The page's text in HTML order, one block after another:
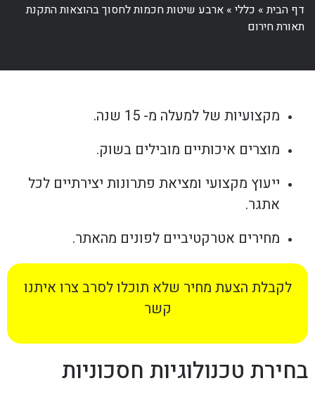
דף הבית» כללי» ארבע שיטות חכמות לחסוך בהוצאות התקנת
תאורת חירום
מקצועיות של למעלה מ- 15 שנה.
מוצרים איכותיים מובילים בשוק.
ייעוץ מקצועי ומציאת פתרונות יצירתיים לכל
אתגר.
מחירים אטרקטיביים לפונים מהאתר.
לקבלת הצעת מחיר שלא תוכלו לסרב צרו איתנו
קשר
בחירת טכנולוגיות חסכוניות